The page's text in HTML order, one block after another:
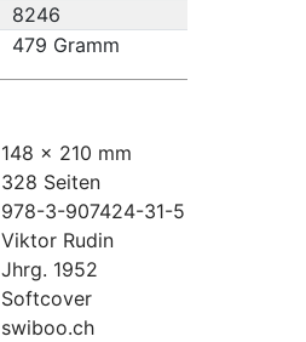
8246
479 Gramm
148 x 210 mm
328 Seiten
978-3-907424-31-5
Viktor Rudin
Jhrg. 1952
Softcover
swiboo.ch